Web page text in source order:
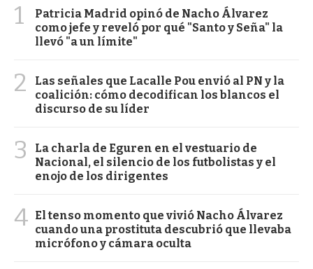
1
Patricia Madrid opinó de Nacho Álvarez
como jefe y reveló por qué "Santo y Seña" la
llevó "a un límite"
2
Las señales que Lacalle Pou envió al PN y la
coalición: cómo decodifican los blancos el
discurso de su líder
3
La charla de Eguren en el vestuario de
Nacional, el silencio de los futbolistas y el
enojo de los dirigentes
4 El tenso momento que vivió Nacho Álvarez
cuando una prostituta descubrió que llevaba
micrófono y cámara oculta